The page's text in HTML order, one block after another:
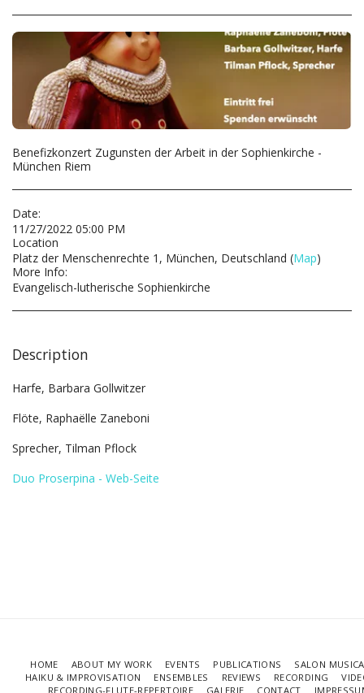
Benefizkonzert Zugunsten der Arbeit in der Sophienkirche -
München Riem
Date:
11/27/2022 05:00 PM
Location
Platz der Menschenrechte 1, München, Deutschland (Map)
More Info:
Evangelisch-lutherische Sophienkirche
Description
Harfe, Barbara Gollwitzer
Flöte, Raphaëlle Zaneboni
Sprecher, Tilman Pflock
Duo Proserpina - Web-Seite
HOME ABOUT MY WORK EVENTS PUBLICATIONS
SALON
HAIKU & IMPROVISATION
ENSEMBLES REVIEWS RECORDING
RECORDING-FLUTE-REPERTOIRE
GALERIE CONTACT